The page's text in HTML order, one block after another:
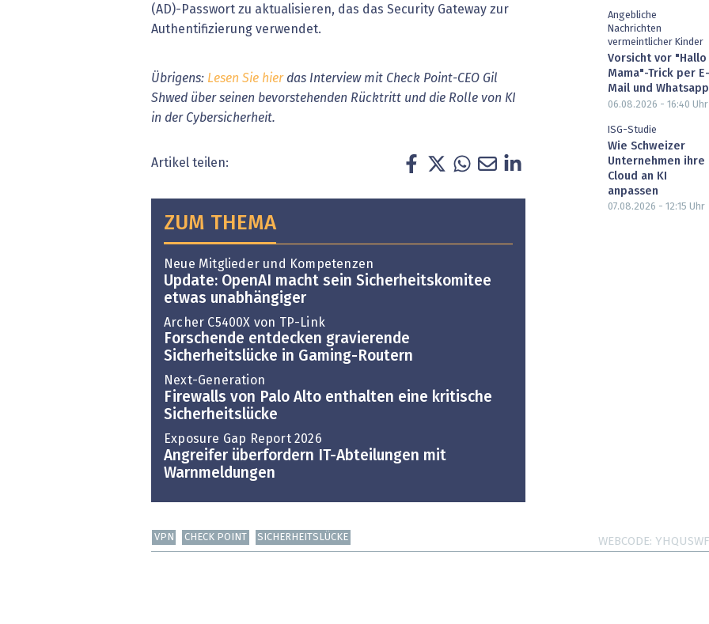
(AD)-Passwort zu aktualisieren, das das Security Gateway zur
Authentifizierung verwendet.
Übrigens: Lesen Sie hierdas Interview mit Check Point-CEO Gil
Shwed über seinen bevorstehenden Rücktritt und die Rolle von KI
in der Cybersicherheit.
Artikel teilen:
ZUM THEMA
Neue Mitglieder und Kompetenzen
Update: OpenAI macht sein Sicherheitskomitee
etwas unabhängiger
Archer C5400X von TP-Link
Forschende entdecken gravierende
Sicherheitslücke in Gaming-Routern
Next-Generation
Firewalls von Palo Alto enthalten eine kritische
Sicherheitslücke
Exposure Gap Report 2026
Angreifer überfordern IT-Abteilungen mit
Warnmeldungen
Angebliche
Nachrichten
vermeintlicher Kinder
Vorsicht vor "Hallo
Mama"-Trick per E-
Mail und Whatsapp
06.08.2026 - 16:40 Uhr
ISG-Studie
Wie Schweizer
Unternehmen ihre
Cloud an KI
anpassen
07.08.2026 - 12:15 Uhr
VPN CHECK POINT SICHERHEITSLÜCKE WEBCODE